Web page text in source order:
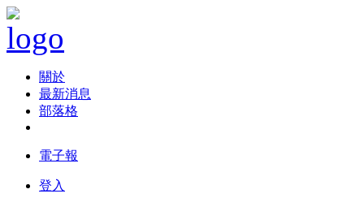
關於
最新消息
部落格
電子報
登入